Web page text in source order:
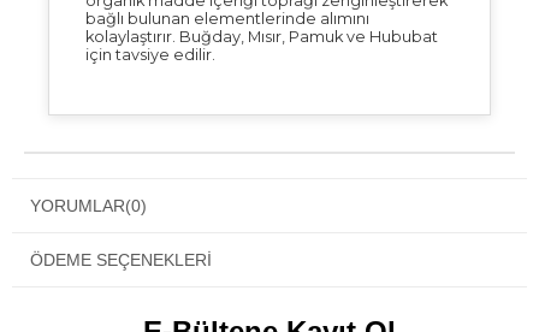
bağlı bulunan elementlerinde alımını
kolaylaştırır. Buğday, Mısır, Pamuk ve Hububat
için tavsiye edilir.
YORUMLAR(0)
ÖDEME SEÇENEKLERI